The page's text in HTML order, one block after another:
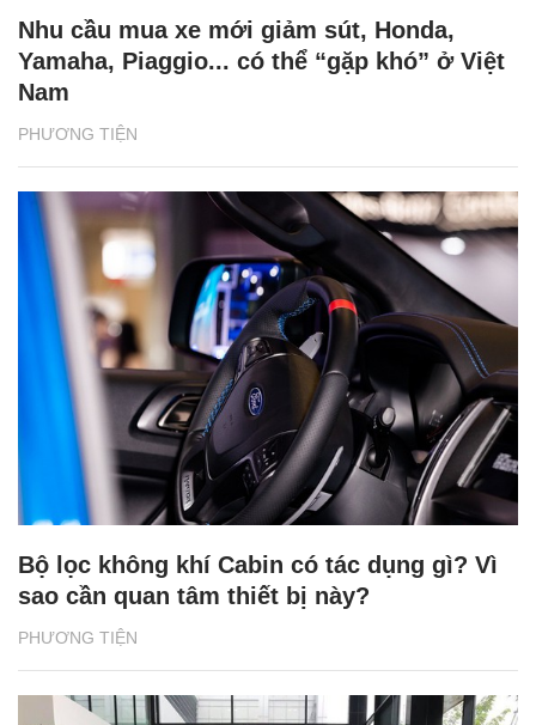
PHƯƠNG TIỆN
Nhu cầu mua xe mới giảm sút, Honda,
Yamaha, Piaggio... có thể “gặp khó” ở Việt
Nam
PHƯƠNG TIỆN
Bộ lọc không khí Cabin có tác dụng gì? Vì
sao cần quan tâm thiết bị này?